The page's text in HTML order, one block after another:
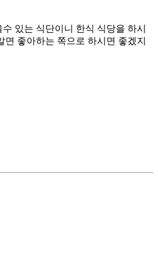
있는 식단이니 한식 식당을 하시
면 좋아하는 쪽으로 하시면 좋겠지